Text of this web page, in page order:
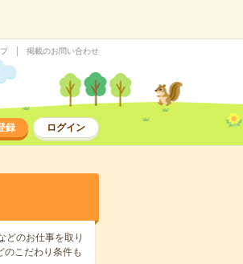
掲載のお問い合わせ
録 ログイン
どのお仕事を取り
のこだわり条件も